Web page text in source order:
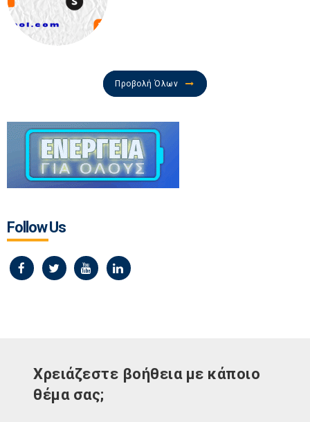
Προβολή Όλων
Follow Us
Χρειάζεστε βοήθεια με κάποιο
θέμα σας;